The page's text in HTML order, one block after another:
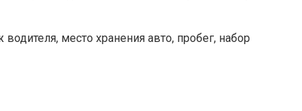
место хранения авто, пробег, набор